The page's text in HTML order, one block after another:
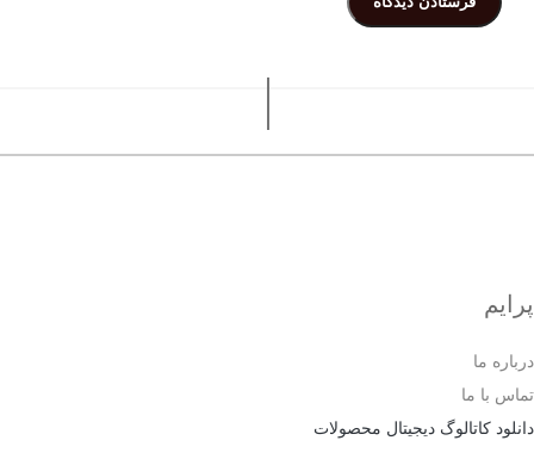
پرایم
درباره ما
تماس با ما
دانلود کاتالوگ دیجیتال محصولات